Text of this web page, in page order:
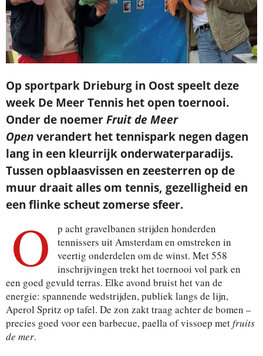
Op sportpark Drieburg in Oost speelt deze
week De Meer Tennis het open toernooi.
Onder de noemerFruit de Meer
Openverandert het tennispark negen dagen
lang in een kleurrijk onderwaterparadijs.
Tussen opblaasvissen en zeesterren op de
muur draait alles om tennis, gezelligheid en
een flinke scheut zomerse sfeer.
O
p acht gravelbanen strijden honderden
tennissers uit Amsterdam en omstreken in
veertig onderdelen om de winst. Met 558
inschrijvingen trekt het toernooi vol park en
een goed gevuld terras. Elke avond bruist het van de
energie: spannende wedstrijden, publiek langs de lijn,
Aperol Spritz op tafel. De zon zakt traag achter de bomen –
precies goed voor een barbecue, paella of vissoep metfruits
de mer.